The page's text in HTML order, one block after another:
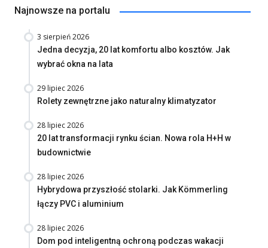
Najnowsze na portalu
3 sierpień 2026
Jedna decyzja, 20 lat komfortu albo kosztów. Jak
wybrać okna na lata
29 lipiec 2026
Rolety zewnętrzne jako naturalny klimatyzator
28 lipiec 2026
20 lat transformacji rynku ścian. Nowa rola H+H w
budownictwie
28 lipiec 2026
Hybrydowa przyszłość stolarki. Jak Kömmerling
łączy PVC i aluminium
28 lipiec 2026
Dom pod inteligentną ochroną podczas wakacji